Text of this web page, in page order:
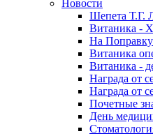
Новости
Шепета Т.Г.
Витаника -
На
Витаника
Витаника -
Награда от
Награда от
Почетные
День